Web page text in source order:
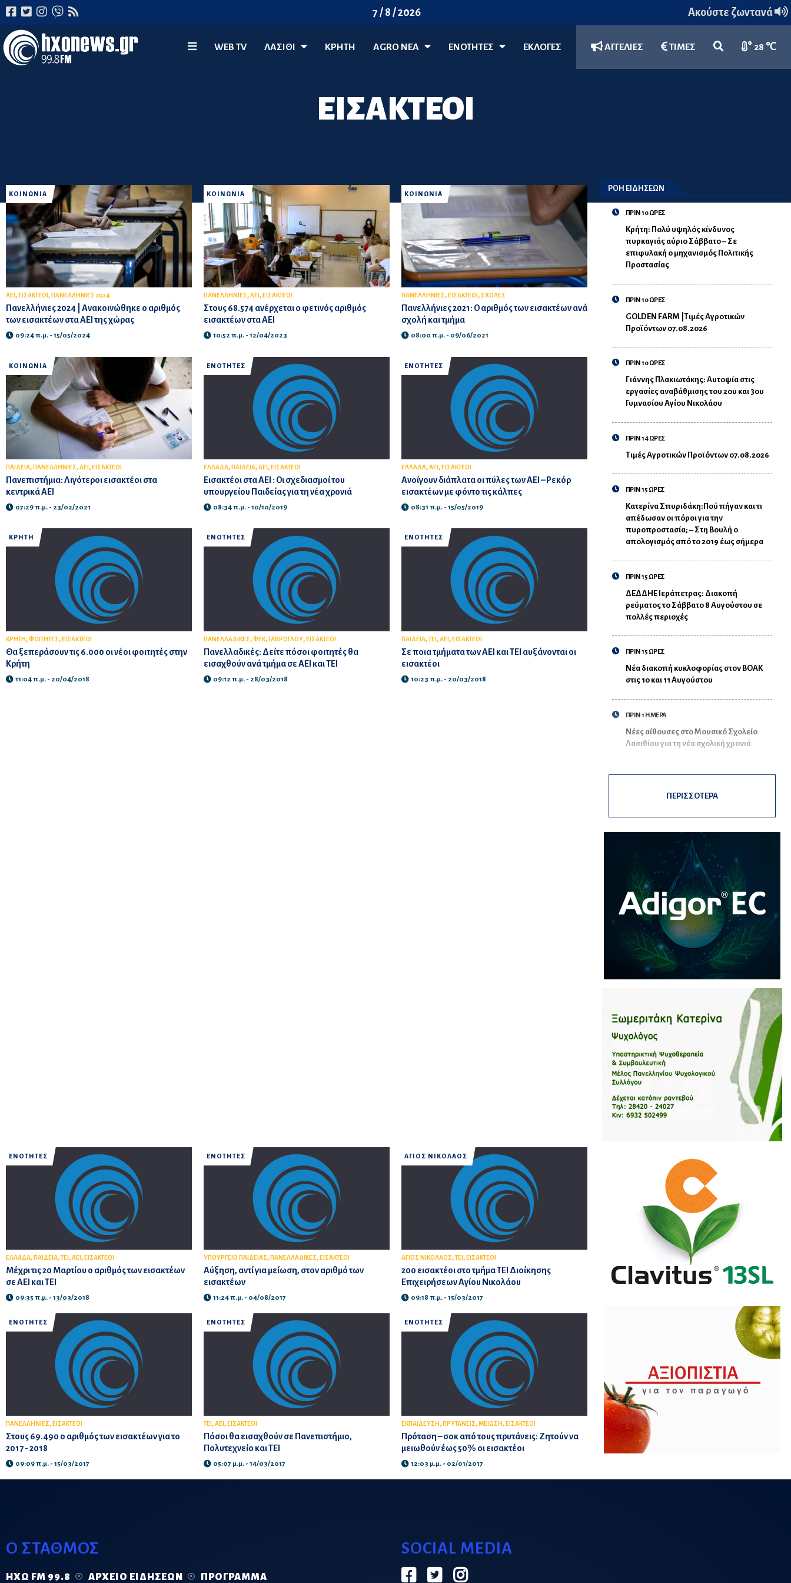
7 / 8 / 2026 Ακούστε ζωντανά
WEB TV ΛΑΣΊΘΙ ΚΡΗΤΗ AGRO ΝΈΑ ΕΝΟΤΗΤΕΣ ΕΚΛΟΓΕΣ ΑΓΓΕΛΙΕΣ ΤΙΜΕΣ 28 ℃
ΕΙΣΑΚΤΕΟΙ
ΚΟΙΝΩΝΙΑ
ΑΕΙ , ΕΙΣΑΚΤΕΟΙ , ΠΑΝΕΛΛΗΝΙΕΣ 2024
Πανελλήνιες 2024 | Ανακοινώθηκε ο αριθμός
των εισακτέων στα ΑΕΙ της χώρας
09:24 π.μ. - 15/05/2024
ΚΟΙΝΩΝΙΑ
ΠΑΝΕΛΛΗΝΙΕΣ,ΑΕΙ , ΕΙΣΑΚΤΕΟΙ
Στους 68.574 ανέρχεται ο φετινός αριθμός
εισακτέων στα ΑΕΙ
10:52 π.μ. - 12/04/2023
ΚΟΙΝΩΝΙΑ
ΠΑΝΕΛΛΗΝΙΕΣ, ΕΙΣΑΚΤΕΟΙ , ΣΧΟΛΕΣ
Πανελλήνιες 2021: Ο αριθμός των εισακτέων ανά
σχολή και τμήμα
08:00 π.μ. - 09/06/2021
ΚΟΙΝΩΝΙΑ
ΠΑΙΔΕΙΑ, ΠΑΝΕΛΛΗΝΙΕΣ,ΑΕΙ , ΕΙΣΑΚΤΕΟΙ
Πανεπιστήμια: Λιγότεροι εισακτέοι στα
κεντρικά ΑΕΙ
07:29 π.μ. - 23/02/2021
ΕΝΟΤΗΤΕΣ
ΕΛΛΑΔΑ, ΠΑΙΔΕΙΑ,ΑΕΙ , ΕΙΣΑΚΤΕΟΙ
Εισακτέοι στα ΑΕΙ : Οι σχεδιασμοί του
υπουργείου Παιδείας για τη νέα χρονιά
08:34 π.μ. - 10/10/2019
ΕΝΟΤΗΤΕΣ
ΕΛΛΑΔΑ,ΑΕΙ , ΕΙΣΑΚΤΕΟΙ
Ανοίγουν διάπλατα οι πύλες των ΑΕΙ – Ρεκόρ
εισακτέων με φόντο τις κάλπες
08:31 π.μ. - 15/05/2019
ΚΡΗΤΗ
ΚΡΗΤΗ,ΦΟΙΤΗΤΕΣ, ΕΙΣΑΚΤΕΟΙ
Θα ξεπεράσουν τις 6.000 οι νέοι φοιτητές στην
Κρήτη
11:04 π.μ. - 20/04/2018
ΕΝΟΤΗΤΕΣ
ΠΑΝΕΛΛΑΔΙΚΕΣ,ΦΕΚ, ΓΑΒΡΟΓΛΟΥ, ΕΙΣΑΚΤΕΟΙ
Πανελλαδικές: Δείτε πόσοι φοιτητές θα
εισαχθούν ανά τμήμα σε ΑΕΙ και ΤΕΙ
09:12 π.μ. - 28/03/2018
ΕΝΟΤΗΤΕΣ
ΠΑΙΔΕΙΑ,ΤΕΙ ,ΑΕΙ , ΕΙΣΑΚΤΕΟΙ
Σε ποια τμήματα των ΑΕΙ και ΤΕΙ αυξάνονται οι
εισακτέοι
10:23 π.μ. - 20/03/2018
ΡΟΗ ΕΙΔΗΣΕΩΝ
ΠΡΙΝ 10 ΩΡΕΣ
Κρήτη: Πολύ υψηλός κίνδυνος
πυρκαγιάς αύριο Σάββατο – Σε
επιφυλακή ο μηχανισμός Πολιτικής
Προστασίας
ΠΡΙΝ 10 ΩΡΕΣ
GOLDEN FARM |Τιμές Αγροτικών
Προϊόντων 07.08.2026
ΠΡΙΝ 10 ΩΡΕΣ
Γιάννης Πλακιωτάκης: Αυτοψία στις
εργασίες αναβάθμισης του 2ου και 3ου
Γυμνασίου Αγίου Νικολάου
ΠΡΙΝ 14 ΩΡΕΣ
Τιμές Αγροτικών Προϊόντων 07.08.2026
ΠΡΙΝ 15 ΩΡΕΣ
Κατερίνα Σπυριδάκη:Πού πήγαν και τι
απέδωσαν οι πόροι για την
πυροπροστασία; – Στη Βουλή ο
απολογισμός από το 2019 έως σήμερα
ΠΡΙΝ 15 ΩΡΕΣ
ΔΕΔΔΗΕ Ιεράπετρας: Διακοπή
ρεύματος το Σάββατο 8 Αυγούστου σε
πολλές περιοχές
ΠΡΙΝ 15 ΩΡΕΣ
Νέα διακοπή κυκλοφορίας στον ΒΟΑΚ
στις 10 και 11 Αυγούστου
ΠΡΙΝ 1 ΗΜΕΡΑ
Νέες αίθουσες στο Μουσικό Σχολείο
Λασιθίου για τη νέα σχολική χρονιά
ΠΕΡΙΣΣΟΤΕΡΑ
ΕΝΟΤΗΤΕΣ
ΕΛΛΑΔΑ, ΠΑΙΔΕΙΑ,ΤΕΙ ,ΑΕΙ , ΕΙΣΑΚΤΕΟΙ
Μέχρι τις 20 Μαρτίου ο αριθμός των εισακτέων
σε ΑΕΙ και ΤΕΙ
09:35 π.μ. - 13/03/2018
ΕΝΟΤΗΤΕΣ
ΥΠΟΥΡΓΕΙΟ ΠΑΙΔΕΙΑΣ, ΠΑΝΕΛΛΑΔΙΚΕΣ, ΕΙΣΑΚΤΕΟΙ
Αύξηση, αντί για μείωση, στον αριθμό των
εισακτέων
11:24 π.μ. - 04/08/2017
ΑΓΙΟΣ ΝΙΚΟΛΑΟΣ
ΑΓΙΟΣ ΝΙΚΟΛΑΟΣ,ΤΕΙ , ΕΙΣΑΚΤΕΟΙ
200 εισακτέοι στο τμήμα ΤΕΙ Διοίκησης
Επιχειρήσεων Αγίου Νικολάου
09:18 π.μ. - 15/03/2017
ΕΝΟΤΗΤΕΣ
ΠΑΝΕΛΛΗΝΙΕΣ, ΕΙΣΑΚΤΕΟΙ
Στους 69.490 ο αριθμός των εισακτέων για το
2017 - 2018
09:09 π.μ. - 15/03/2017
ΕΝΟΤΗΤΕΣ
ΤΕΙ ,ΑΕΙ , ΕΙΣΑΚΤΕΟΙ
Πόσοι θα εισαχθούν σε Πανεπιστήμιο,
Πολυτεχνείο και ΤΕΙ
05:07 μ.μ. - 14/03/2017
ΕΝΟΤΗΤΕΣ
ΕΚΠΑΙΔΕΥΣΗ, ΠΡΥΤΑΝΕΙΣ,ΜΕΙΩΣΗ, ΕΙΣΑΚΤΕΟΙ
Πρόταση – σοκ από τους πρυτάνεις: Ζητούν να
μειωθούν έως 50% οι εισακτέοι
12:03 μ.μ. - 02/01/2017
Ο ΣΤΑΘΜΟΣ
ΗΧΏ FM 99.8 ΑΡΧΕΊΟ ΕΙΔΉΣΕΩΝ ΠΡΌΓΡΑΜΜΑ
SOCIAL MEDIA